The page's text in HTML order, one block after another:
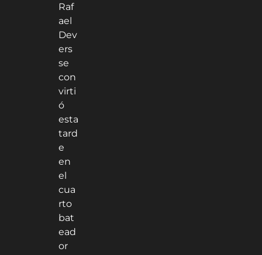
Raf
ael
Dev
ers
se
con
virti
ó
esta
tard
e
en
el
cua
rto
bat
ead
or